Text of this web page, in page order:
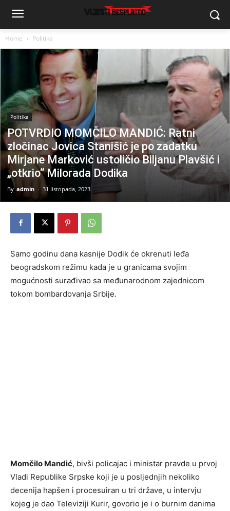
Home Politika
Politika
POTVRDIO MOMČILO MANDIĆ: Ratni
zločinac Jovica Stanišić je po zadatku
Mirjane Marković ustoličio Biljanu Plavšić i
„otkrio“ Milorada Dodika
By admin - 31 listopada, 2023
Samo godinu dana kasnije Dodik će okrenuti leđa
beogradskom režimu kada je u granicama svojim
mogućnosti surađivao sa međunarodnom zajednicom
tokom bombardovanja Srbije.
Momčilo Mandić, bivši policajac i ministar pravde u prvoj
Vladi Republike Srpske koji je u posljednjih nekoliko
decenija hapšen i procesuiran u tri države, u intervju
kojeg je dao Televiziji Kurir, govorio je i o burnim danima